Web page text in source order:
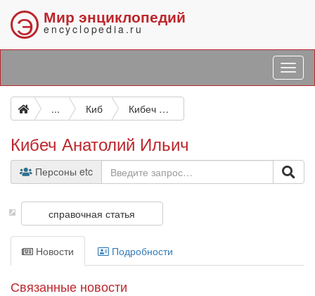
Э Мир энциклопедий
encyclopedia.ru
... Киб Кибеч Анатолий Ильич
Кибеч Анатолий Ильич
Персоны etc
справочная статья
Новости Подробности
Связанные новости